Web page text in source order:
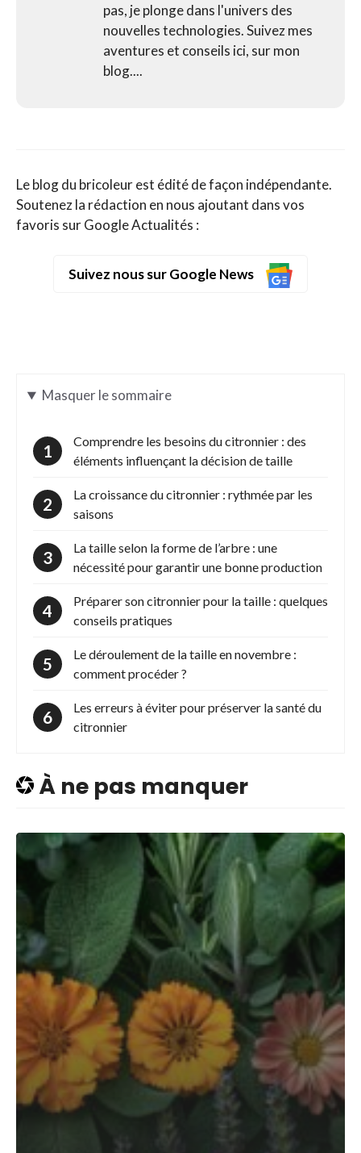
pas, je plonge dans l'univers des
nouvelles technologies. Suivez mes
aventures et conseils ici, sur mon
blog....
Le blog du bricoleur est édité de façon indépendante.
Soutenez la rédaction en nous ajoutant dans vos
favoris sur Google Actualités :
Suivez nous sur Google News
Masquerle sommaire
Comprendre les besoins du citronnier : des
éléments influençant la décision de taille
La croissance du citronnier : rythmée par les
saisons
La taille selon la forme de l’arbre : une
nécessité pour garantir une bonne production
Préparer son citronnier pour la taille : quelques
conseils pratiques
Le déroulement de la taille en novembre :
comment procéder ?
Les erreurs à éviter pour préserver la santé du
citronnier
À ne pas manquer